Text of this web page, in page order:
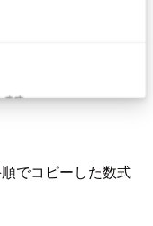
でコピーした数式